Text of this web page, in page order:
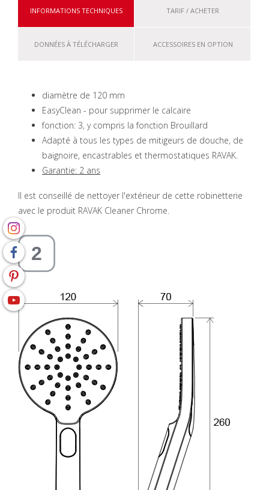
INFORMATIONS TECHNIQUES TARIF / ACHETER
DONNÉES À TÉLÉCHARGER ACCESSOIRES EN OPTION
diamètre de 120 mm
EasyClean - pour supprimer le calcaire
fonction: 3, y compris la fonction Brouillard
Adapté à tous les types de mitigeurs de douche, de
baignoire, encastrables et thermostatiques RAVAK.
Garantie: 2 ans
Il est conseillé de nettoyer l'extérieur de cette robinetterie
avec le produit RAVAK Cleaner Chrome.